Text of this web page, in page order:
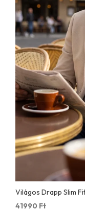
Világos Drapp Slim
41990 Ft